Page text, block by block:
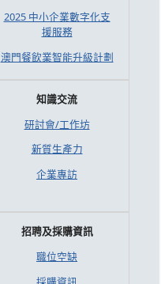
2025 中小企業數字化支
援服務
澳門餐飲業智能升級計劃
知識交流
研討會/工作坊
新質生產力
企業專訪
招聘及採購資訊
職位空缺